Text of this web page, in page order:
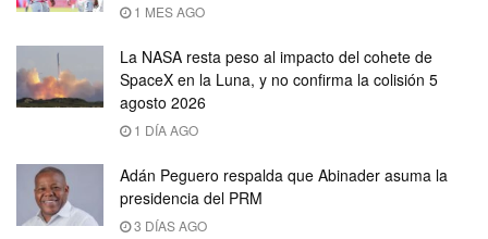
1 MES AGO
La NASA resta peso al impacto del cohete de
SpaceX en la Luna, y no confirma la colisión 5
agosto 2026
1 DÍA AGO
Adán Peguero respalda que Abinader asuma la
presidencia del PRM
3 DÍAS AGO